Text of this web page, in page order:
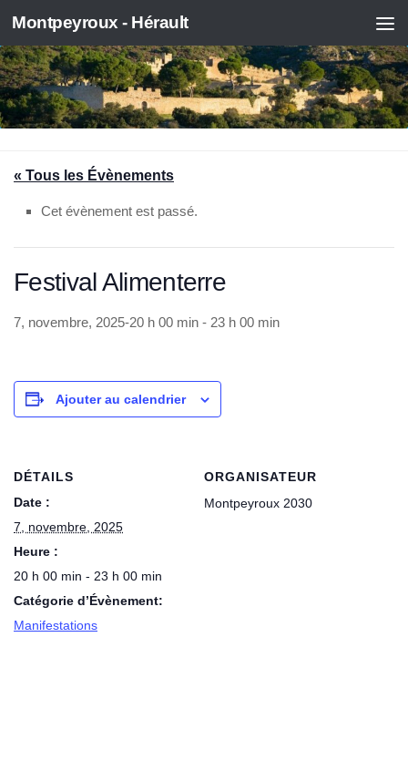
Skip to content
Montpeyroux - Hérault
« Tous les Évènements
Cet évènement est passé.
Festival Alimenterre
7, novembre, 2025-20 h 00 min - 23 h 00 min
Ajouter au calendrier
DÉTAILS
Date :
7, novembre, 2025
Heure :
20 h 00 min - 23 h 00 min
Catégorie d’Évènement:
Manifestations
ORGANISATEUR
Montpeyroux 2030